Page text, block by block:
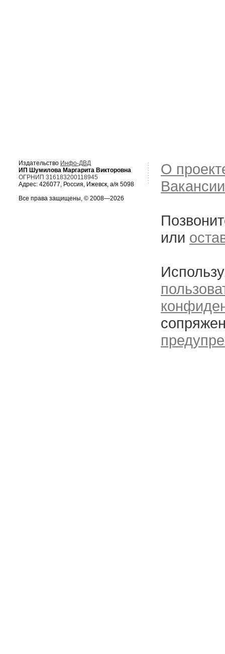
Издательство Инфо-ДВД
ИП Шумилова Маргарита Викторовна
ОГРНИП 316183200118945
Адрес: 426077, Россия, Ижевск, а/я 5098
Все права защищены, © 2008—2026
О
Вакансии
или